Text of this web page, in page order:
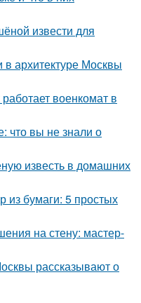
извести для
архитектуре Москвы
военкомат в
что вы не знали о
известь в домашних
из бумаги: 5 простых
на стену: мастер-
рассказывают о